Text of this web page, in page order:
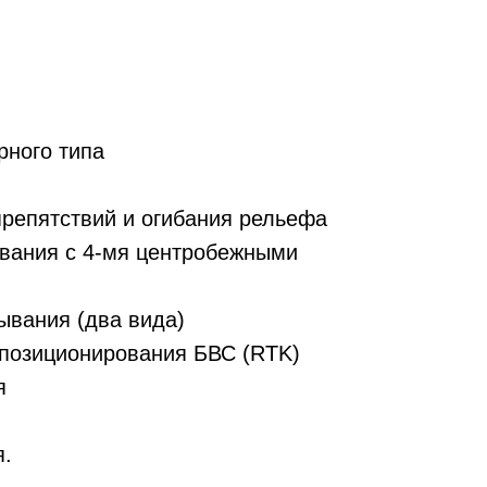
типа
и огибания рельефа
с 4-мя центробежными
(два вида)
БВС (RTK)